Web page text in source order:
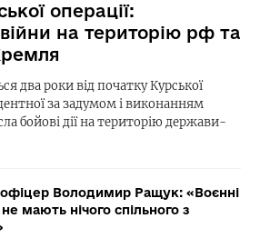
операції:
на територію рф та
два роки від початку Курської
за задумом і виконанням
бойові дії на територію держави-
офіцер Володимир Ращук: «Воєнні
мають нічого спільного з